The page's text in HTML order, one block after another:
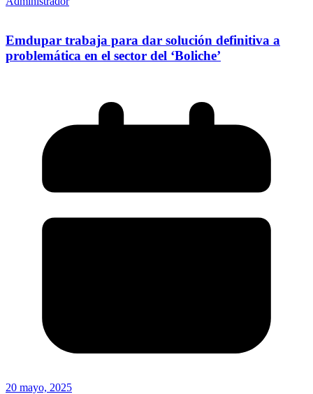
Emdupar trabaja para dar solución definitiva a
problemática en el sector del ‘Boliche’
20 mayo, 2025